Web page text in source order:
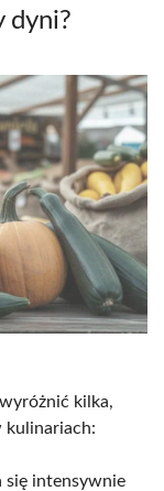
dyni?
kilka,
kulinariach:
się intensywnie